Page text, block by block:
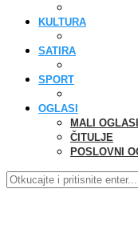
KULTURA
SATIRA
SPORT
OGLASI
MALI OGLASI
ČITULJE
POSLOVNI